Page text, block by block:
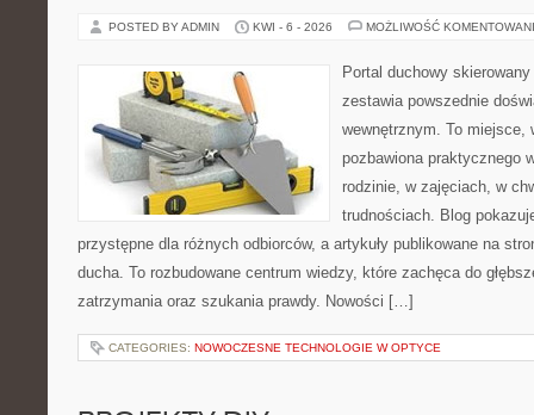
POSTED BY ADMIN KWI - 6 - 2026 MOŻLIWOŚĆ
Portal duchowy
zestawia powszednie
wewnętrznym. To miejsce,
pozbawiona praktycznego
rodzinie, w zajęciach, w
trudnościach. Blog
przystępne dla różnych odbiorców, a artykuły publikowane na
ducha. To rozbudowane centrum wiedzy, które zachęca do
zatrzymania oraz szukania prawdy. Nowości […]
CATEGORIES: NOWOCZESNE TECHNOLOGIE W OPTYCE